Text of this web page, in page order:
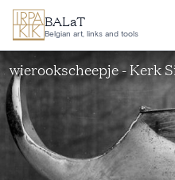
Ga naar hoofdinhoud
BALaT
Belgian art, links and tools
wierookscheepje - Kerk